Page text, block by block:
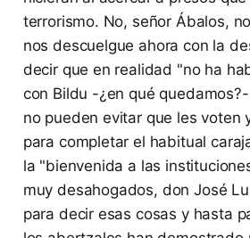
terrorismo. No, señor Ábalos,
nos descuelgue ahora con la
decir que en realidad "no ha
con Bildu -¿en qué
no pueden evitar que les voten
para completar el habitual
la "bienvenida a las
muy desahogados, don José
para decir esas cosas y hasta